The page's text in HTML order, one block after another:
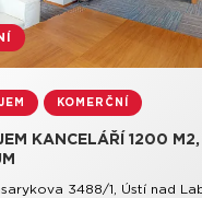
KOMERČNÍ
KANCELÁŘÍ 1200
3488/1, Ústí nad